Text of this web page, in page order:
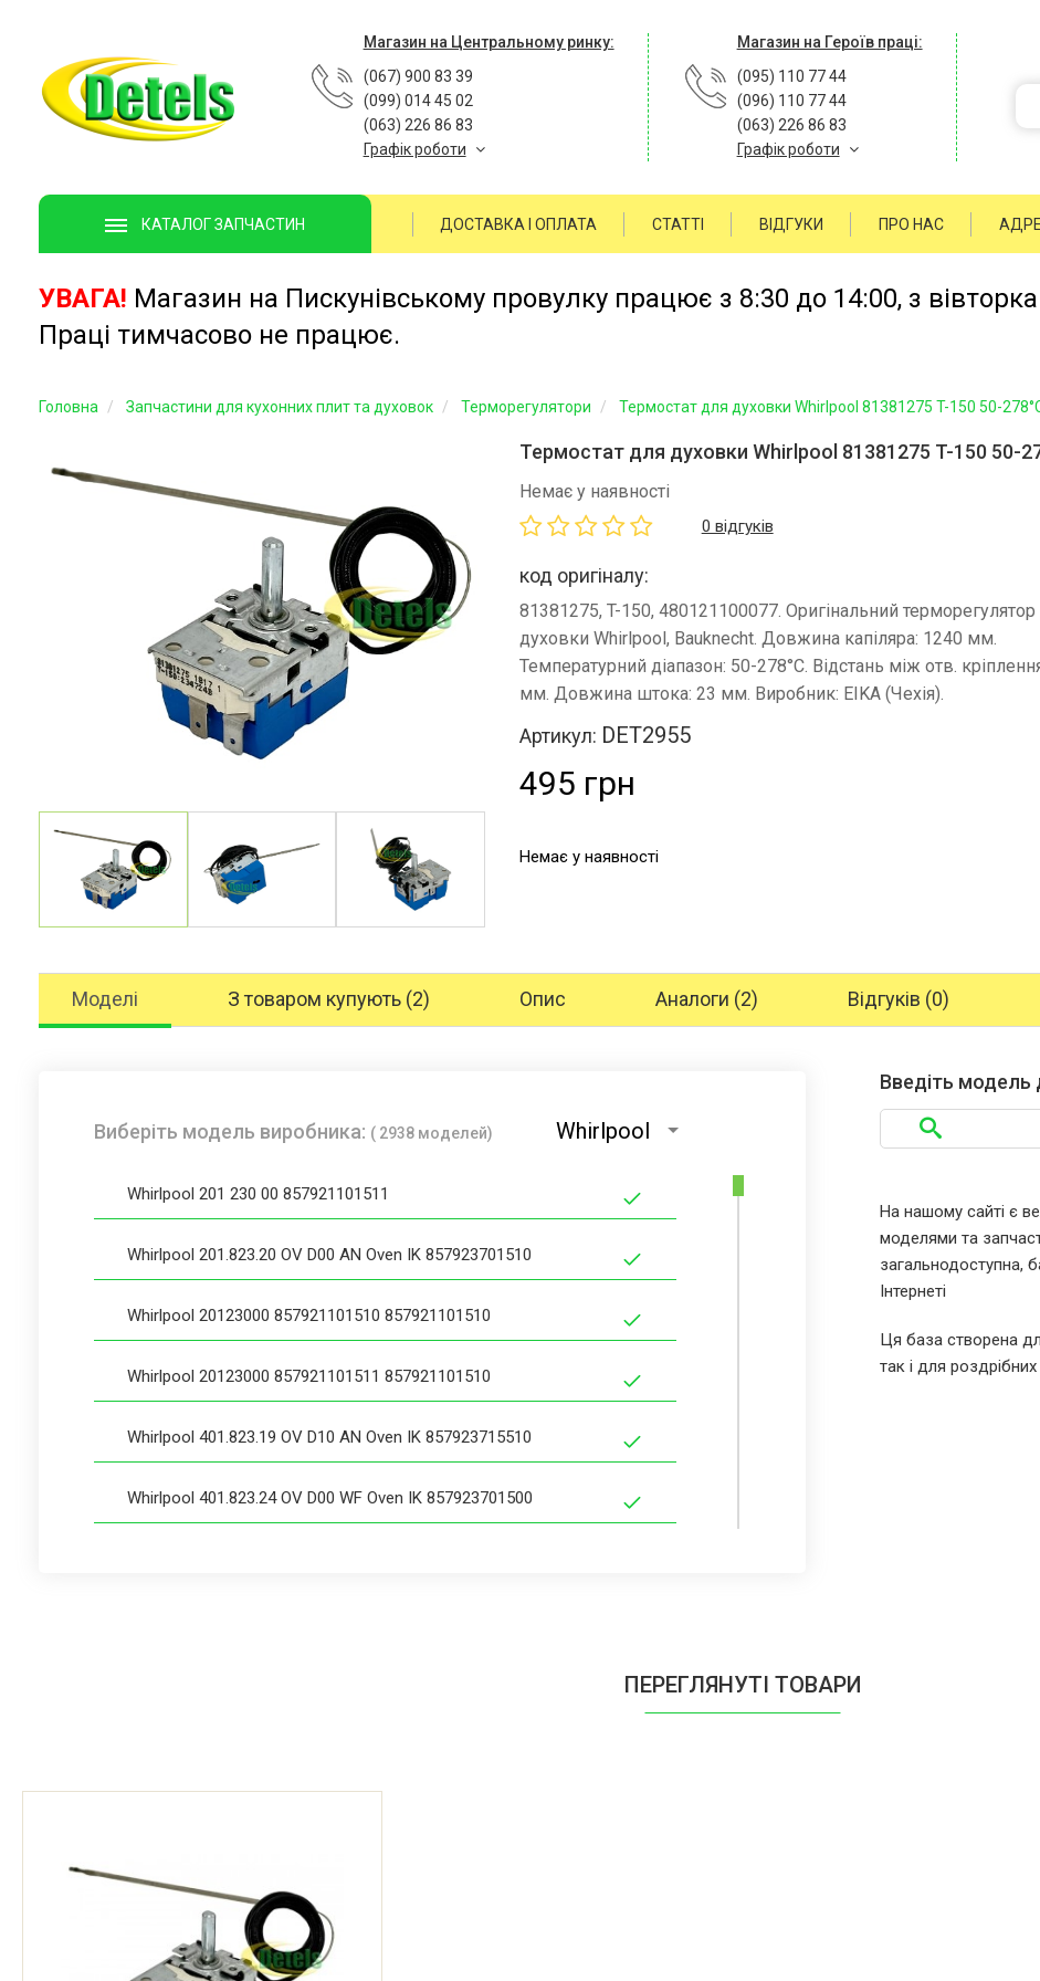
Магазин на Центральному ринку:
(067) 900 83 39
(099) 014 45 02
(063) 226 86 83
Графік роботи
Магазин на Героїв праці:
(095) 110 77 44
(096) 110 77 44
(063) 226 86 83
Графік роботи
КАТАЛОГ ЗАПЧАСТИН ДОСТАВКА І ОПЛАТА СТАТТІ ВІДГУКИ ПРО НАС
УВАГА! Магазин на Пискунівському провулку працює з 8:30 до 14:00, з
Праці тимчасово не працює.
Головна Запчастини для кухонних плит та духовок Терморегулятори Термостат для духовки Whirlpool 81381275 T-150 50-
Термостат для духовки Whirlpool 81381275 T-150 50-
Немає у наявності
0 відгуків
код оригіналу:
81381275, T-150, 480121100077. Оригінальний терморегулятор
духовки Whirlpool, Bauknecht. Довжина капіляра: 1240 мм.
Температурний діапазон: 50-278°C. Відстань між отв.
мм. Довжина штока: 23 мм. Виробник: EIKA (Чехія).
Артикул: DET2955
495 грн
Немає у наявності
Моделі З товаром купують (2) Опис Аналоги (2) Відгуків (0)
Виберіть модель виробника: ( 2938 моделей) Whirlpool
Whirlpool 201 230 00 857921101511
Whirlpool 201.823.20 OV D00 AN Oven IK 857923701510
Whirlpool 20123000 857921101510 857921101510
Whirlpool 20123000 857921101511 857921101510
Whirlpool 401.823.19 OV D10 AN Oven IK 857923715510
Whirlpool 401.823.24 OV D00 WF Oven IK 857923701500
Whirlpool AKL 904/IX Q0910180000 F091018
Введіть
На нашому сайті є
моделями та
загальнодоступна,
Інтернеті
Ця база створена
так і для роздрібних
ПЕРЕГЛЯНУТІ ТОВАРИ